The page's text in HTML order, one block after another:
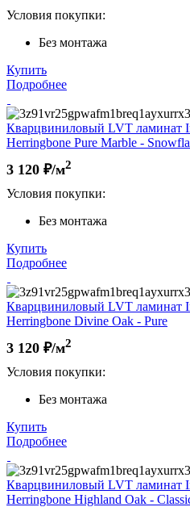
Условия покупки:
Без монтажа
Купить
Подробнее
Кварцвиниловый LVT ламинат
Herringbone Pure Marble -
3 120 ₽/м2
Условия покупки:
Без монтажа
Купить
Подробнее
Кварцвиниловый LVT ламинат
Herringbone Divine Oak - Pure
3 120 ₽/м2
Условия покупки:
Без монтажа
Купить
Подробнее
Кварцвиниловый LVT ламинат
Herringbone Highland Oak -